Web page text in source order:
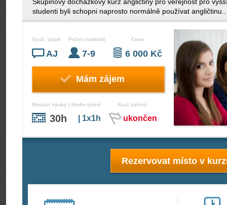
studenti byli schopni naprosto normálně používat angličtinu..
Vyuč. jazyk
AJ
Počet studentů
7-9
Cena
6 000 Kč
Mám zájem
Rozsah výuky | Hodin týdně
30h | 1x1h
Kurz začíná
ukončen
Rezervovat místo v